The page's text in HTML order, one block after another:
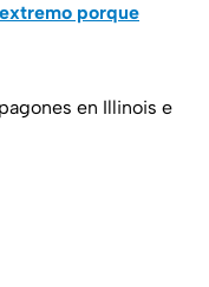
porque
en Illinois e